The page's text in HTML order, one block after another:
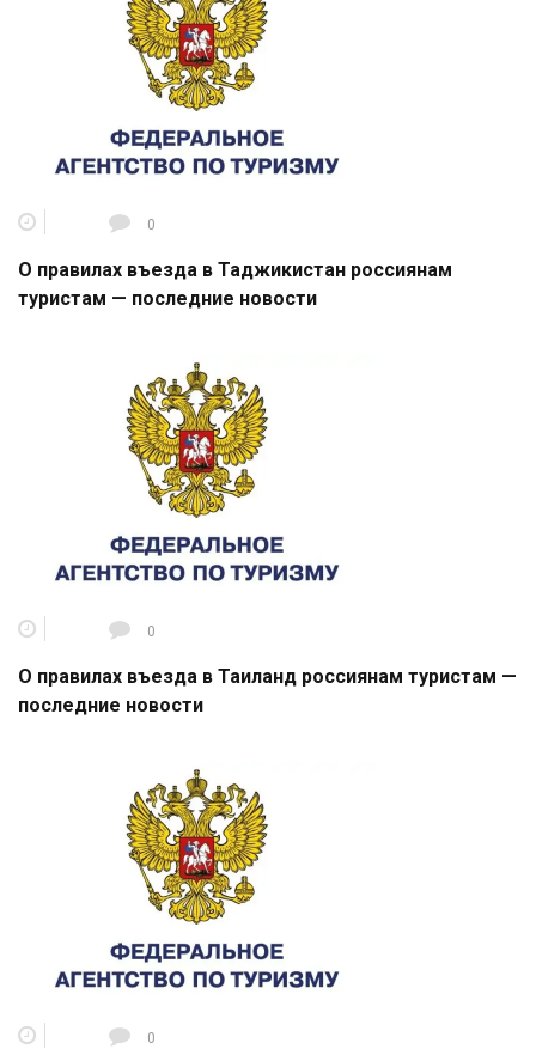
0
О правилах въезда в Таджикистан россиянам
туристам — последние новости
0
О правилах въезда в Таиланд россиянам туристам —
последние новости
0